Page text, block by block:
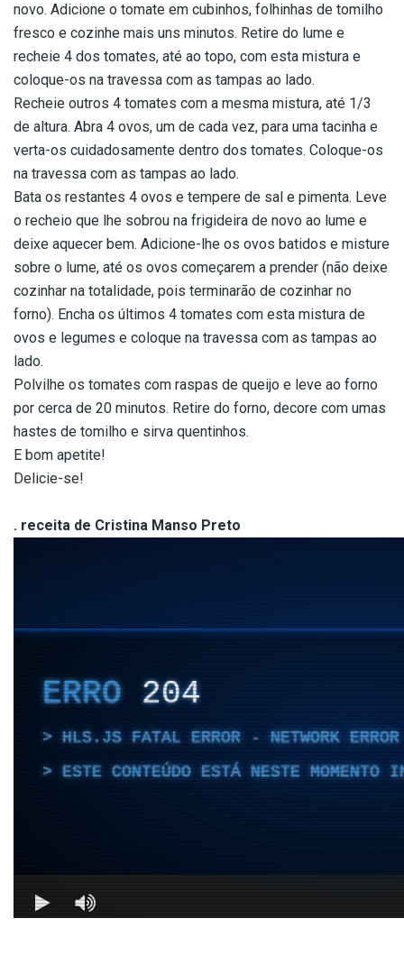
novo. Adicione o tomate em cubinhos, folhinhas de tomilho
fresco e cozinhe mais uns minutos. Retire do lume e
recheie 4 dos tomates, até ao topo, com esta mistura e
coloque-os na travessa com as tampas ao lado.
Recheie outros 4 tomates com a mesma mistura, até 1/3
de altura. Abra 4 ovos, um de cada vez, para uma tacinha e
verta-os cuidadosamente dentro dos tomates. Coloque-os
na travessa com as tampas ao lado.
Bata os restantes 4 ovos e tempere de sal e pimenta. Leve
o recheio que lhe sobrou na frigideira de novo ao lume e
deixe aquecer bem. Adicione-lhe os ovos batidos e misture
sobre o lume, até os ovos começarem a prender (não deixe
cozinhar na totalidade, pois terminarão de cozinhar no
forno). Encha os últimos 4 tomates com esta mistura de
ovos e legumes e coloque na travessa com as tampas ao
lado.
Polvilhe os tomates com raspas de queijo e leve ao forno
por cerca de 20 minutos. Retire do forno, decore com umas
hastes de tomilho e sirva quentinhos.
E bom apetite!
Delicie-se!
. receita de Cristina Manso Preto